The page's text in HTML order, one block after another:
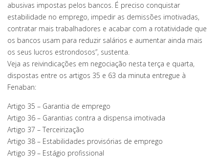
abusivas impostas pelos bancos. É preciso conquistar
estabilidade no emprego, impedir as demissões imotivadas,
contratar mais trabalhadores e acabar com a rotatividade que
os bancos usam para reduzir salários e aumentar ainda mais
os seus lucros estrondosos”, sustenta.
Veja as reivindicações em negociação nesta terça e quarta,
dispostas entre os artigos 35 e 63 da minuta entregue à
Fenaban:
Artigo 35 – Garantia de emprego
Artigo 36 – Garantias contra a dispensa imotivada
Artigo 37 – Terceirização
Artigo 38 – Estabilidades provisórias de emprego
Artigo 39 – Estágio profissional